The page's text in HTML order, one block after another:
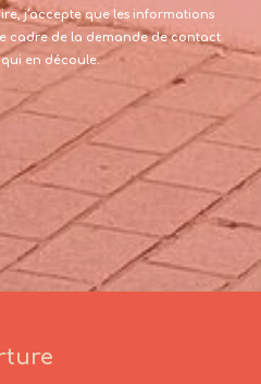
j’accepte que les informations
cadre de la demande de contact
en découle.